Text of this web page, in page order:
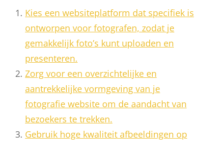
Kies een websiteplatform dat specifiek is
ontworpen voor fotografen, zodat je
gemakkelijk foto’s kunt uploaden en
presenteren.
Zorg voor een overzichtelijke en
aantrekkelijke vormgeving van je
fotografie website om de aandacht van
bezoekers te trekken.
Gebruik hoge kwaliteit afbeeldingen op